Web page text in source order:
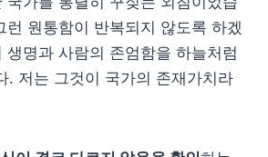
런 원통함이 반복되지 않도록 하겠
생명과 사람의 존엄함을 하늘처럼
. 저는 그것이 국가의 존재가치라